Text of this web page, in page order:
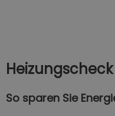
Heizungscheck
So sparen Sie